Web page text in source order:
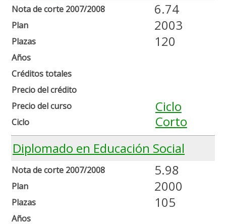
Nota de corte 2007/2008
Plan
Plazas
Años
Créditos totales
Precio del crédito
Precio del curso
Ciclo
6.74
2003
120
Ciclo
Corto
Diplomado en Educación Social
Nota de corte 2007/2008
Plan
Plazas
Años
5.98
2000
105